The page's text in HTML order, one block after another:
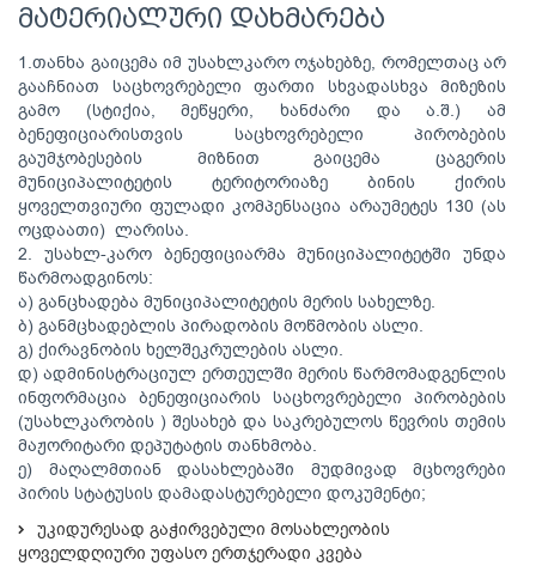
მატერიალური დახმარება
1.თანხა გაიცემა იმ უსახლკარო ოჯახებზე, რომელთაც არ
გააჩნიათ საცხოვრებელი ფართი სხვადასხვა მიზეზის
გამო (სტიქია, მეწყერი, ხანძარი და ა.შ.) ამ
ბენეფიციარისთვის საცხოვრებელი პირობების
გაუმჯობესების მიზნით გაიცემა ცაგერის
მუნიციპალიტეტის ტერიტორიაზე ბინის ქირის
ყოველთვიური ფულადი კომპენსაცია არაუმეტეს 130 (ას
ოცდაათი) ლარისა.
2. უსახლ-კარო ბენეფიციარმა მუნიციპალიტეტში უნდა
წარმოადგინოს:
ა) განცხადება მუნიციპალიტეტის მერის სახელზე.
ბ) განმცხადებლის პირადობის მოწმობის ასლი.
გ) ქირავნობის ხელშეკრულების ასლი.
დ) ადმინისტრაციულ ერთეულში მერის წარმომადგენლის
ინფორმაცია ბენეფიციარის საცხოვრებელი პირობების
(უსახლკარობის ) შესახებ და საკრებულოს წევრის თემის
მაჟორიტარი დეპუტატის თანხმობა.
ე) მაღალმთიან დასახლებაში მუდმივად მცხოვრები
პირის სტატუსის დამადასტურებელი დოკუმენტი;
უკიდურესად გაჭირვებული მოსახლეობის
ყოველდღიური უფასო ერთჯერადი კვება